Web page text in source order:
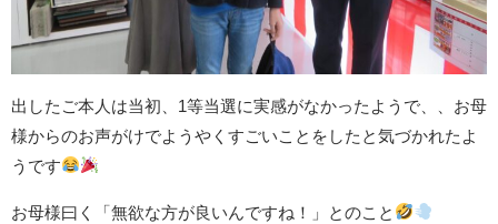
出したご本人は当初、1等当選に実感がなかったようで、、お母
様からのお声がけでようやくすごいことをしたと気づかれたよ
うです
お母様曰く「無欲な方が良いんですね！」とのこと